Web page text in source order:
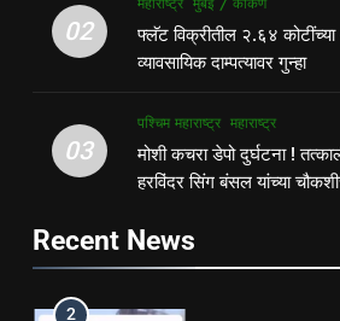
फ्लॅट विक्रीतील
अपहाराचा आरोप;
दाम्पत्यावर गुन्हा
3
मोशी कचरा डेपो
4
02
फ्लॅट विक्रीतील २.६४ कोटींच्या
व्यावसायिक दाम्पत्यावर गुन्हा
03
पश्चिम महाराष्ट्र महाराष्ट्र
मोशी कचरा डेपो दुर्घटना !
हरविंदर सिंग बंसल यांच्या
Recent News
1
पहाटे घरफोड्या,
गुन्हेगारी पश्चिम महाराष्ट्र
फ्लॅट विक्रीतील
अपहाराचा
दाम्पत्यावर गुन्हा